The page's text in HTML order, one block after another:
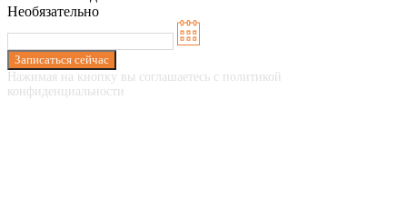
Необязательно
Записаться сейчас
Нажимая на кнопку вы соглашаетесь с политикой
конфиденциальности